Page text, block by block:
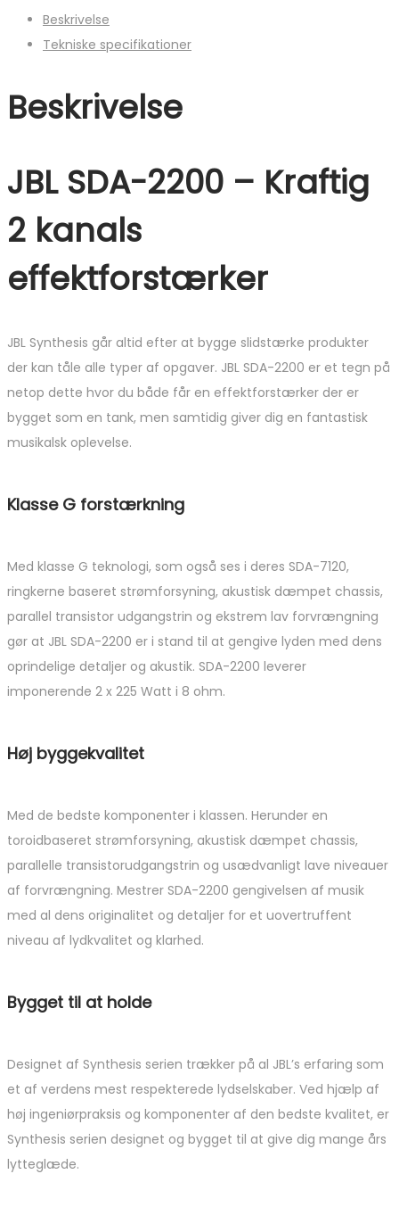
Beskrivelse
Tekniske specifikationer
Beskrivelse
JBL SDA-2200 – Kraftig
2 kanals
effektforstærker
JBL Synthesis går altid efter at bygge slidstærke produkter
der kan tåle alle typer af opgaver. JBL SDA-2200 er et tegn på
netop dette hvor du både får en effektforstærker der er
bygget som en tank, men samtidig giver dig en fantastisk
musikalsk oplevelse.
Klasse G forstærkning
Med klasse G teknologi, som også ses i deres SDA-7120,
ringkerne baseret strømforsyning, akustisk dæmpet chassis,
parallel transistor udgangstrin og ekstrem lav forvrængning
gør at JBL SDA-2200 er i stand til at gengive lyden med dens
oprindelige detaljer og akustik. SDA-2200 leverer
imponerende 2 x 225 Watt i 8 ohm.
Høj byggekvalitet
Med de bedste komponenter i klassen. Herunder en
toroidbaseret strømforsyning, akustisk dæmpet chassis,
parallelle transistorudgangstrin og usædvanligt lave niveauer
af forvrængning. Mestrer SDA-2200 gengivelsen af ​​musik
med al dens originalitet og detaljer for et uovertruffent
niveau af lydkvalitet og klarhed.
Bygget til at holde
Designet af Synthesis serien trækker på al JBL’s erfaring som
et af verdens mest respekterede lydselskaber. Ved hjælp af
høj ingeniørpraksis og komponenter af den bedste kvalitet, er
Synthesis serien designet og bygget til at give dig mange års
lytteglæde.